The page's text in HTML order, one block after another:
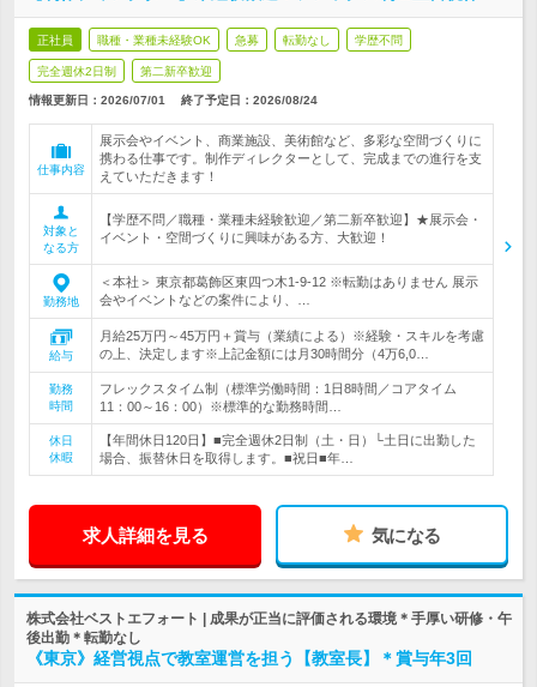
正社員 職種・業種未経験OK 急募 転勤なし 学歴不問
完全週休2日制 第二新卒歓迎
情報更新日：2026/07/01 終了予定日： 2026/08/24
仕事内容
展示会やイベント、商業施設、美術館など、多彩な空間づくりに
携わる仕事です。制作ディレクターとして、完成までの進行を支
えていただきます！
対象と
なる方
【学歴不問／職種・業種未経験歓迎／第二新卒歓迎】★展示会・
イベント・空間づくりに興味がある方、大歓迎！
勤務地
＜本社＞ 東京都葛飾区東四つ木1-9-12 ※転勤はありません 展示
会やイベントなどの案件により、…
給与
月給25万円～45万円＋賞与（業績による）※経験・スキルを考慮
の上、決定します※上記金額には月30時間分（4万6,0…
勤務
時間
フレックスタイム制（標準労働時間：1日8時間／コアタイム
11：00～16：00）※標準的な勤務時間…
休日
休暇
【年間休日120日】■完全週休2日制（土・日）└土日に出勤した
場合、振替休日を取得します。■祝日■年…
求人詳細を見る 気になる
株式会社ベストエフォート | 成果が正当に評価される環境＊手厚い研修・午
後出勤＊転勤なし
《東京》経営視点で教室運営を担う【教室長】＊賞与年3回